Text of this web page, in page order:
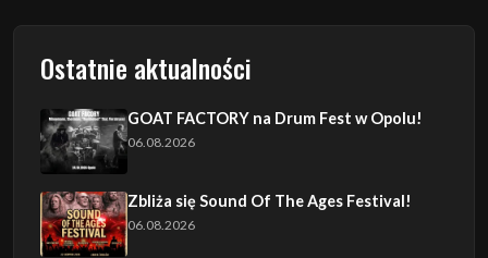
Ostatnie aktualności
GOAT FACTORY na Drum Fest w Opolu!
06.08.2026
Zbliża się Sound Of The Ages Festival!
06.08.2026